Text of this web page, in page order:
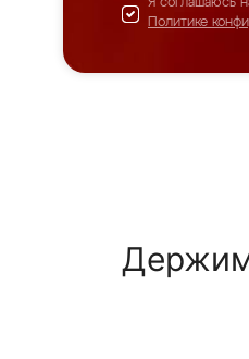
Я соглашаюсь
Политике
Держим